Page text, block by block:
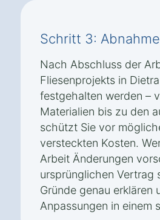
Schritt 3:
Nach Abschluss der
Fliesenprojekts in
festgehalten werden –
Materialien bis zu den
schützt Sie vor
versteckten Kosten.
Arbeit Änderungen
ursprünglichen Vertrag
Gründe genau erklären
Anpassungen in einem